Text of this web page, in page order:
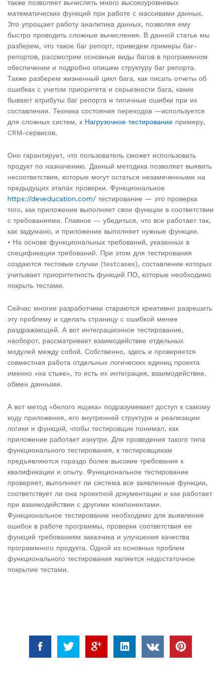
также позволяет вычислять много высокоуровневых
математических функций при работе с массивами данных.
Это упрощает работу аналитика данных, позволяя ему
быстро проводить сложные вычисления. В данной статье мы
разберем, что такое баг репорт, приведем примеры баг-
репортов, рассмотрим основные виды багов в программном
обеспечении и подробно опишем структуру баг репорта.
Также разберем жизненный цикл бага, как писать отчеты об
ошибках с учетом приоритета и серьезности бага, какие
бывают атрибуты баг репорта и типичные ошибки при их
составлении. Техника состояния переходов —используется
для сложных систем, к Нагрузочное тестирование примеру,
CRM-сервисов.
Оно гарантирует, что пользователь сможет использовать
продукт по назначению. Данный методика позволяет выявить
несоответствия, которые могут остаться незамеченными на
предыдущих этапах проверки. Функциональное
https://deveducation.com/ тестирование — это проверка
того, как приложение выполняет свои функции в соответствии
с требованиями. Главное — убедиться, что все работает так,
как задумано, и приложение выполняет нужные функции.
• На основе функциональных требований, указанных в
спецификации требований. При этом для тестирования
создаются тестовые случаи (testcases), составление которых
учитывает приоритетность функций ПО, которые необходимо
покрыть тестами.
Сейчас многие разработчики стараются креативно разрешить
эту проблему и сделать страницу с ошибкой менее
раздражающей. А вот интеграционное тестирование,
наоборот, рассматривает взаимодействие отдельных
модулей между собой. Собственно, здесь и проверяется
совместная работа отдельных логических единиц проекта
именно «на стыке», то есть их интеграция, взаимодействие,
обмен данными.
А вот метод «белого ящика» подразумевает доступ к самому
коду приложения, его внутренней структуре и реализации
логики и функций, чтобы тестировщик понимал, как
приложение работает изнутри. Для проведения такого типа
функционального тестирования, к тестировщикам
предъявляются гораздо более высокие требования к
квалификации и опыту. Функциональное тестирование
проверяет, выполняет ли система все заявленные функции,
соответствует ли она проектной документации и как работает
при взаимодействии с другими компонентами.
Функциональное тестирование необходимо для выявления
ошибок в работе программы, проверки соответствия ее
функций требованиям заказчика и улучшения качества
программного продукта. Одной из основных проблем
функционального тестирования является недостаточное
покрытие тестами.